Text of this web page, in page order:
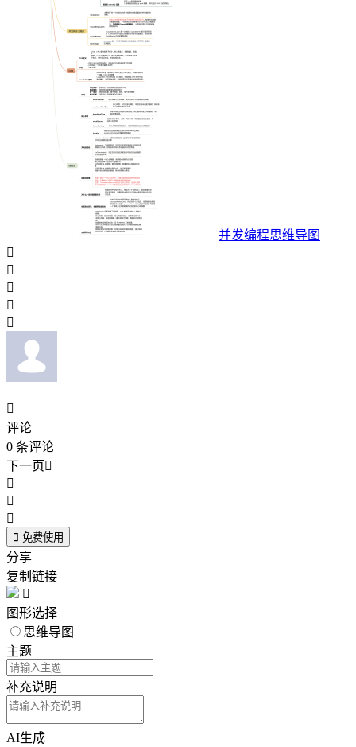
并发编程思维导图






评论
0 条评论
下一页



 免费使用
分享
复制链接

图形选择
思维导图
主题
补充说明
AI生成